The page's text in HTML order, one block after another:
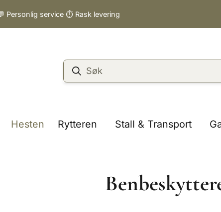
Personlig service ⏱️ Rask levering
Hesten Rytteren Stall & Transport